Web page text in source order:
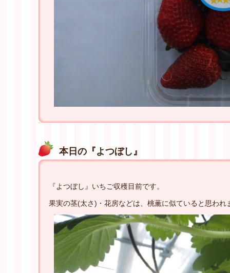
本日の『よつぼし』
『よつぼし』いちご収穫目前です。
果実の茎(太さ)・花房などは、桃薫に似ていると思われ